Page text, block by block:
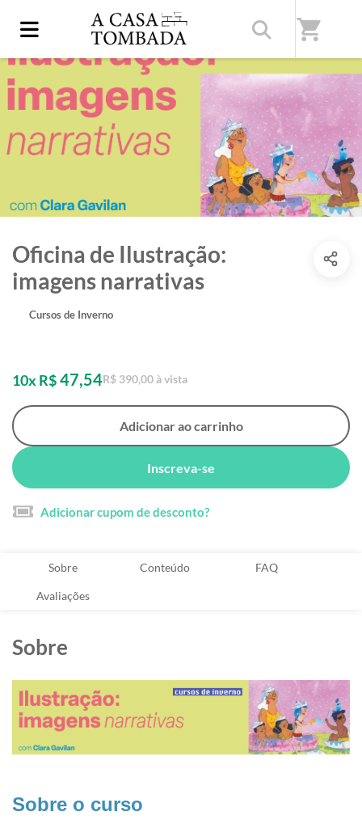
shopping_cart
Oficina de Ilustração:
imagens narrativas
Cursos de Inverno
10x R$47,54R$ 390,00 à vista
Adicionar ao carrinho
Inscreva-se
Adicionar cupom de desconto?
Sobre Conteúdo FAQ
Avaliações
Sobre
Sobre o curso